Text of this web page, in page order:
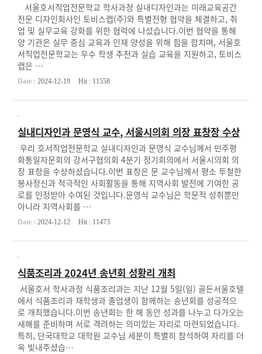
서울호서직업전문학교 학사과정 실내디자인과는 미래교육공간
전문 디자인회사인 토비스랩(주)와 특별전형 협약을 체결하고, 취
업 및 실무교육 강화를 위한 협력에 나섰습니다.이번 협약을 통해
양 기관은 실무 중심 교육과 인재 양성을 위해 힘을 합치며, 서울호
서직업전문학교는 우수 학생 추천과 실습 교육을 지원하고, 토비스
랩은 …
Date : 2024-12-19 Hit : 11558
실내디자인과 문영식 교수, 서울시의회 의장 표창장 수상
우리 호서직업전문학교 실내디자인과 문영식 교수님께서 민주평
화통일자문회의 강서구협의회 4분기 정기회의에서 서울시의회 의
장 표창을 수상하셨습니다.이번 표창은 문 교수님께서 평소 투철한
봉사정신과 적극적인 사회활동을 통해 지역사회 발전에 기여한 공
로를 인정받아 수여된 것입니다.문영식 교수님은 학문적 성취뿐만
아니라 지역사회를 …
Date : 2024-12-12 Hit : 11473
식품조리과 2024년 송년회 성황리 개최
서울호서 학사과정 식품조리과는 지난 12월 5일(일) 골든서울호텔
에서 식품조리과 재학생과 졸업생이 함께하는 송년회를 성공적으
로 개최했습니다.이번 송년회는 한 해 동안 성과를 나누고 다가오는
새해를 준비하며 서로 격려하는 의미있는 자리로 마련되었습니다.
특히, 단국대학교 대학원 교수님 세분이 특별히 참석하여 자리를 더
욱 빛내주셨습…